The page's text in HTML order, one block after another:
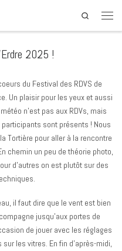
Search
2025 !
du Festival des RDVS de
Un plaisir pour les yeux et aussi
n’est pas aux RDVs, mais
sont présents ! Nous
Tortière pour aller à la rencontre
chemin un peu de théorie photo,
d’autres on est plutôt sur des
il faut dire que le vent est bien
jusqu’aux portes de
de jouer avec les réglages
les vitres. En fin d’après-midi,